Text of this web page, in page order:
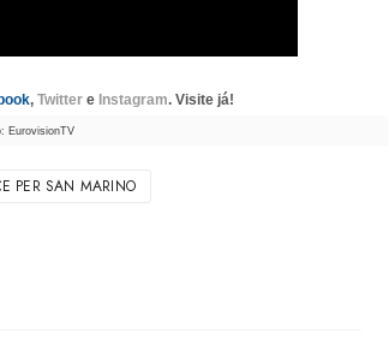
, Twittere Instagram. Visite já!
EurovisionTV
PER SAN MARINO